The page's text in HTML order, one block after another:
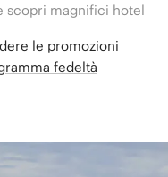
scopri magnifici hotel
le promozioni
fedeltà